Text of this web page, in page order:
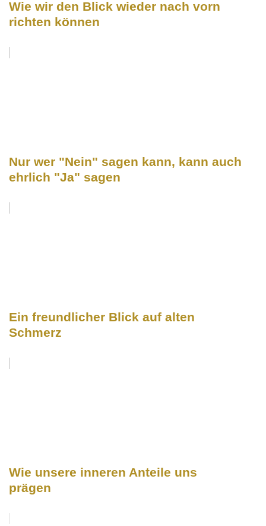
Wie wir den Blick wieder nach vorn
richten können
Nur wer "Nein" sagen kann, kann auch
ehrlich "Ja" sagen
Ein freundlicher Blick auf alten
Schmerz
Wie unsere inneren Anteile uns
prägen